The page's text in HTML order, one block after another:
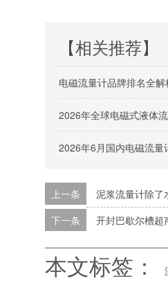
【相关推荐】
电磁流量计品牌排名全
2026年全球电磁式液体
2026年6月国内电磁流
上一条
泥浆流量计除了
下一条
开封巴歇尔槽超
本文标签：